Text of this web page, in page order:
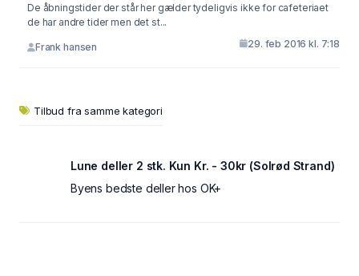
De åbningstider der står her gælder tydeligvis ikke for cafeteriaet
de har andre tider men det st...
Frank hansen 29. feb 2016 kl. 7:18
Tilbud fra samme kategori
Lune deller 2 stk. Kun Kr. - 30kr (Solrød Strand)
Byens bedste deller hos OK+